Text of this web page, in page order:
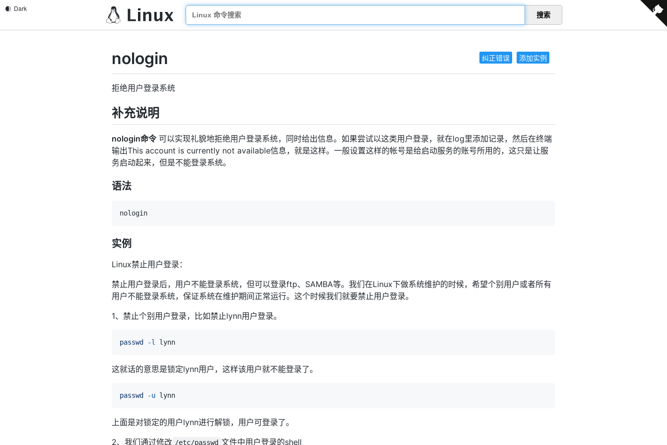
搜索
纠正错误 添加实例
nologin
拒绝用户登录系统
补充说明
nologin命令可以实现礼貌地拒绝用户登录系统，同时给出信息。如果尝试以这类用户登录，就在log里添加记录，然后在终端
输出This account is currently not available信息，就是这样。一般设置这样的帐号是给启动服务的账号所用的，这只是让服
务启动起来，但是不能登录系统。
语法
实例
Linux禁止用户登录：
禁止用户登录后，用户不能登录系统，但可以登录ftp、SAMBA等。我们在Linux下做系统维护的时候，希望个别用户或者所有
用户不能登录系统，保证系统在维护期间正常运行。这个时候我们就要禁止用户登录。
1、禁止个别用户登录，比如禁止lynn用户登录。
passwd -l
这就话的意思是锁定lynn用户，这样该用户就不能登录了。
passwd -u
上面是对锁定的用户lynn进行解锁，用户可登录了。
2、我们通过修改 /etc/passwd 文件中用户登录的shell